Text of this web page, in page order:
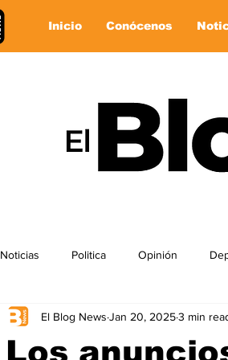
Inicio Conócenos
Noticias Politica Opinión
Los
El Blog News Jan 20, 20253 min